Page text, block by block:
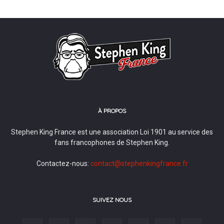
À PROPOS
Stephen King France est une association Loi 1901 au service des
fans francophones de Stephen King.
Contactez-nous: contact@stephenkingfrance.fr
SUIVEZ NOUS